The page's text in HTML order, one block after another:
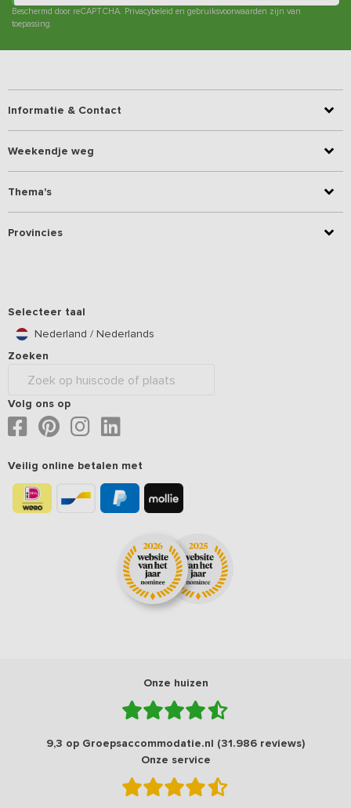
Beschermd door reCAPTCHA. Privacybeleid en gebruiksvoorwaarden zijn van
toepassing.
Informatie & Contact
Weekendje weg
Thema's
Provincies
Selecteer taal
Nederland / Nederlands
Zoeken
Volg ons op
Veilig online betalen met
Onze huizen
9,3 op Groepsaccommodatie.nl (31.986 reviews)
Onze service